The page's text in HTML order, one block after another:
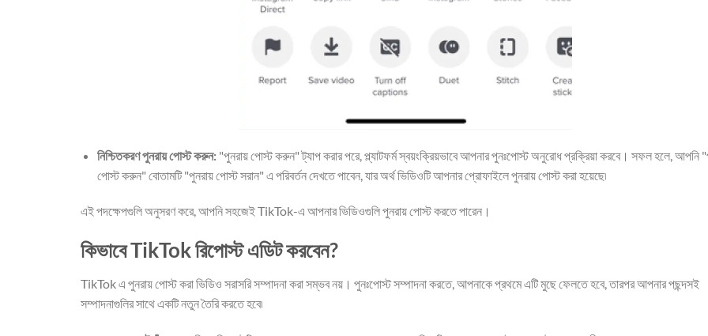
নিশ্চিতকরণ পুনরায় পোস্ট করুন:"পুনরায় পোস্ট করুন" ট্যাপ করার পরে, প্ল্যাটফর্ম স্বয়ংক্রিয়ভাবে আপনার পুনঃপোস্ট অনুরোধ প্রক্রিয়া করবে। সফল হলে, আপনি
পোস্ট করুন" বোতামটি "পুনরায় পোস্ট সরান" এ পরিবর্তন দেখতে পাবেন, যার অর্থ ভিডিওটি আপনার প্রোফাইলে পুনরায় পোস্ট করা হয়েছে৷
এই পদক্ষেপগুলি অনুসরণ করে, আপনি সহজেই TikTok-এ আপনার ভিডিওগুলি পুনরায় পোস্ট করতে পারেন।
কিভাবে TikTok রিপোস্ট এডিট করবেন?
TikTok এ পুনরায় পোস্ট করা ভিডিও সরাসরি সম্পাদনা করা সম্ভব নয়। পুনঃপোস্ট সম্পাদনা করতে, আপনাকে প্রথমে এটি মুছে ফেলতে হবে, তারপর আপনার পছন্দসই
সম্পাদনাগুলির সাথে একটি নতুন তৈরি করতে হবে৷ ⁤